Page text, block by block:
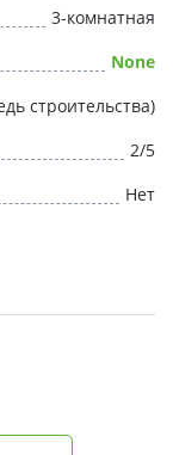
3-комнатная
None
строительства)
2/5
Нет